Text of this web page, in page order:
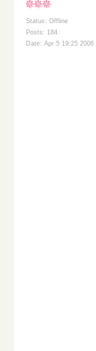
Status: Offline
Posts: 184
Date: Apr 5 19:25 2006